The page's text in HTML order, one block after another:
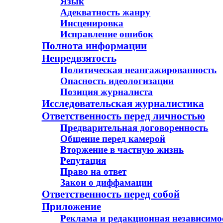
Адекватность жанру
Инсценировка
Исправление ошибок
Полнота информации
Непредвзятость
Политическая неангажированность
Опасность идеологизации
Позиция журналиста
Исследовательская журналистика
Ответственность перед личностью
Предварительная договоренность
Общение перед камерой
Вторжение в частную жизнь
Репутация
Право на ответ
Закон о диффамации
Ответственность перед собой
Приложение
Реклама и редакционная